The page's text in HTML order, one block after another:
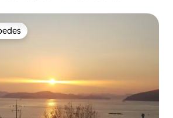
m². Interior moderno.